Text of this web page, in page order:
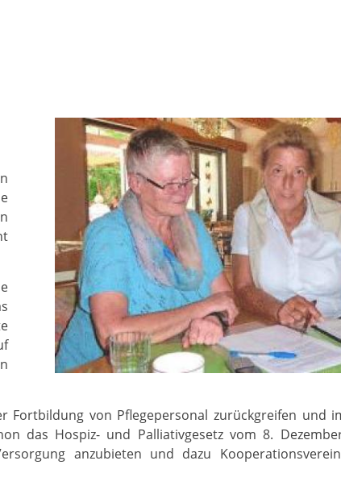
Fortbildung von Pflegepersonal zurückgreifen und
das Hospiz- und Palliativgesetz vom 8.
anzubieten und dazu